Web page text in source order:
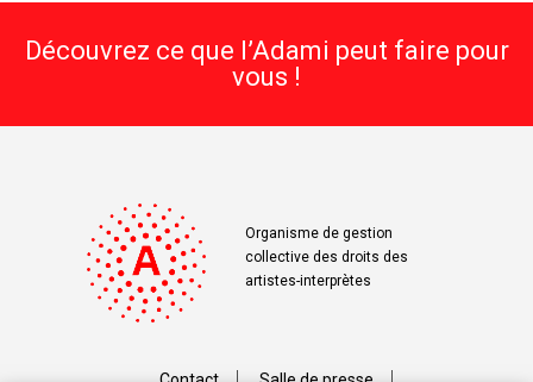
Découvrez ce que l’Adami peut faire pour
vous !
Organisme de gestion
collective des droits des
artistes-interprètes